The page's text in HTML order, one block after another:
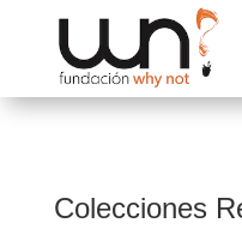
Colecciones